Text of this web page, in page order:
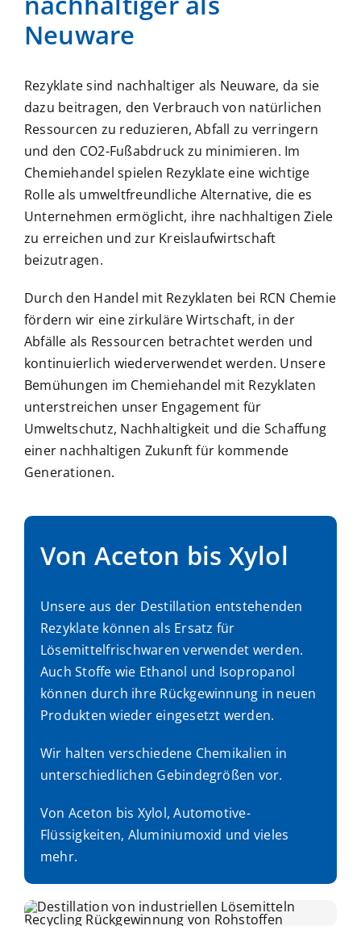
Neuware
Rezyklate sind nachhaltiger als Neuware, da sie
dazu beitragen, den Verbrauch von natürlichen
Ressourcen zu reduzieren, Abfall zu verringern
und den CO2-Fußabdruck zu minimieren. Im
Chemiehandel spielen Rezyklate eine wichtige
Rolle als umweltfreundliche Alternative, die es
Unternehmen ermöglicht, ihre nachhaltigen Ziele
zu erreichen und zur Kreislaufwirtschaft
beizutragen.
Durch den Handel mit Rezyklaten bei RCN Chemie
fördern wir eine zirkuläre Wirtschaft, in der
Abfälle als Ressourcen betrachtet werden und
kontinuierlich wiederverwendet werden. Unsere
Bemühungen im Chemiehandel mit Rezyklaten
unterstreichen unser Engagement für
Umweltschutz, Nachhaltigkeit und die Schaffung
einer nachhaltigen Zukunft für kommende
Generationen.
Von Aceton bis Xylol
Unsere aus der Destillation entstehenden
Rezyklate können als Ersatz für
Lösemittelfrischwaren verwendet werden.
Auch Stoffe wie Ethanol und Isopropanol
können durch ihre Rückgewinnung in neuen
Produkten wieder eingesetzt werden.
Wir halten verschiedene Chemikalien in
unterschiedlichen Gebindegrößen vor.
Von Aceton bis Xylol,Automotive-
Flüssigkeiten, Aluminiumoxid und vieles
mehr.